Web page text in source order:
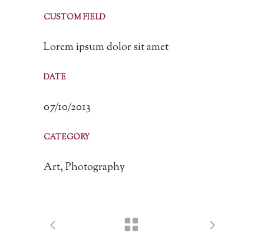
CUSTOM FIELD
Lorem ipsum dolor sit amet
DATE
07/10/2013
CATEGORY
Art, Photography